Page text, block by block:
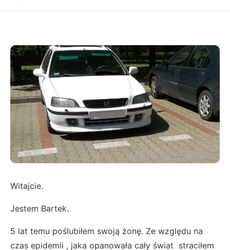
Witajcie.
Jestem Bartek.
5 lat temu poślubiłem swoją żonę. Ze względu na
czas epidemii , jaka opanowała cały świat straciłem